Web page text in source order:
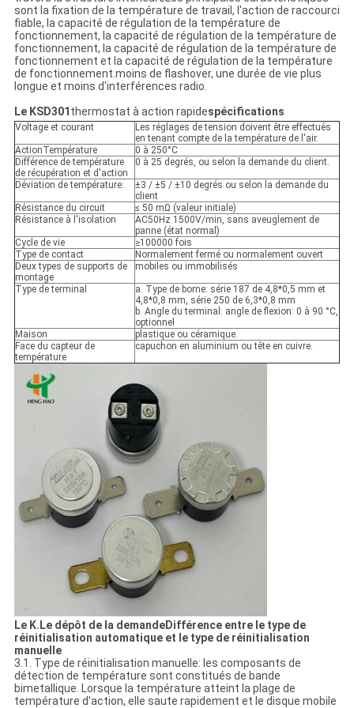
sont la fixation de la température de travail, l'action de raccourci
fiable, la capacité de régulation de la température de
fonctionnement, la capacité de régulation de la température de
fonctionnement, la capacité de régulation de la température de
fonctionnement et la capacité de régulation de la température
de fonctionnement.moins de flashover, une durée de vie plus
longue et moins d'interférences radio.
Le KSD301 thermostat à action rapidespécifications
Voltage et courant
Les réglages de tension doivent être effectués
en tenant compte de la température de l'air.
ActionTempérature
0 à 250°C
Différence de température
de récupération et d'action
0 à 25 degrés, ou selon la demande du client.
Déviation de température:
±3 / ±5 / ±10 degrés ou selon la demande du
client
Résistance du circuit
≤ 50 mΩ (valeur initiale)
Résistance à l'isolation
AC50Hz 1500V/min, sans aveuglement de
panne (état normal)
Cycle de vie
≥100000 fois
Type de contact
Normalement fermé ou normalement ouvert
Deux types de supports de
montage
mobiles ou immobilisés
Type de terminal
a. Type de borne: série 187 de 4,8*0,5 mm et
4,8*0,8 mm, série 250 de 6,3*0,8 mm
b. Angle du terminal: angle de flexion: 0 à 90 °C,
optionnel
Maison
plastique ou céramique.
Face du capteur de
température
capuchon en aluminium ou tête en cuivre.
Le K. Le dépôt de la demandeDifférence entre le type de
réinitialisation automatique et le type de réinitialisation
manuelle
3.1. Type de réinitialisation manuelle: les composants de
détection de température sont constitués de bande
bimetallique. Lorsque la température atteint la plage de
température d'action, elle saute rapidement et le disque mobile